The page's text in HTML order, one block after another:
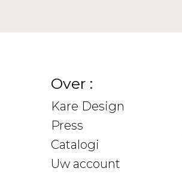
Over :
Kare Design
Press
Catalogi
Uw account